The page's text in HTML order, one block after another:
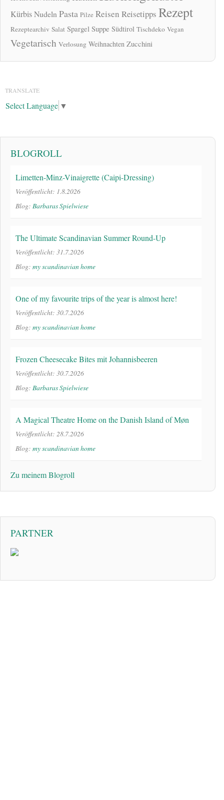
KürbisNudeln Pasta Pilze Reisen Reisetipps Rezept
Rezeptearchiv Salat Spargel Suppe Südtirol Tischdeko Vegan
Vegetarisch Verlosung Weihnachten Zucchini
TRANSLATE
Select Language ▼
BLOGROLL
Limetten-Minz-Vinaigrette (Caipi-Dressing)
Veröffentlicht: 1.8.2026
Blog: Barbaras Spielwiese
The Ultimate Scandinavian Summer Round-Up
Veröffentlicht: 31.7.2026
Blog: my scandinavian home
One of my favourite trips of the year is almost here!
Veröffentlicht: 30.7.2026
Blog: my scandinavian home
Frozen Cheesecake Bites mit Johannisbeeren
Veröffentlicht: 30.7.2026
Blog: Barbaras Spielwiese
A Magical Theatre Home on the Danish Island of Møn
Veröffentlicht: 28.7.2026
Blog: my scandinavian home
Zu meinem Blogroll
PARTNER